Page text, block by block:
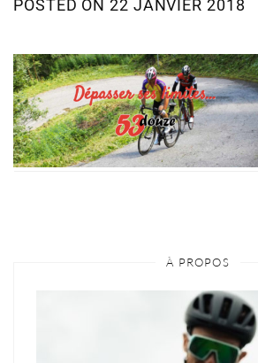
POSTED ON22 JANVIER 2018
À PROPOS